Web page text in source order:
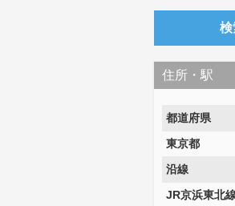
検
住所・駅
都道府県
東京都
沿線
JR京浜東北